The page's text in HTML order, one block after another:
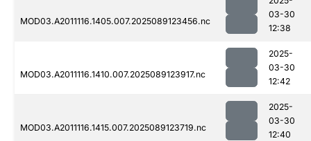
MOD03.A2011116.1405.007.2025089123456.nc
03-30
12:38
MOD03.A2011116.1410.007.2025089123917.nc
2025-
03-30
12:42
MOD03.A2011116.1415.007.2025089123719.nc
2025-
03-30
12:40